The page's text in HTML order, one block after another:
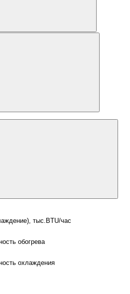
тыс.BTU/час
обогрева
охлаждения